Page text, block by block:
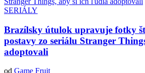
SERIÁLY
Brazílsky útulok upravuje fotky
postavy zo seriálu Stranger
adoptovali
od Game Fruit